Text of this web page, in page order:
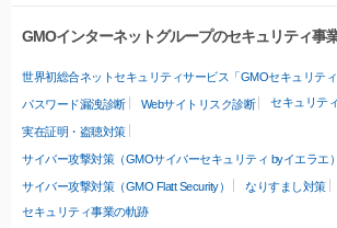
GMOインターネットグループのセキュリティ事
世界初総合ネットセキュリティサービス「GMOセキュリティ
パスワード漏洩診断 Webサイトリスク診断 セキュリテ
実在証明・盗聴対策
サイバー攻撃対策（GMOサイバーセキュリティ byイエラエ）
サイバー攻撃対策（GMO Flatt Security）
なりすまし対策
セキュリティ事業の軌跡